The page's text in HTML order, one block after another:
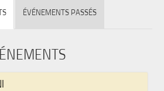
ÉVÉNEMENTS PASSÉS
choix en matière de
confidentialité